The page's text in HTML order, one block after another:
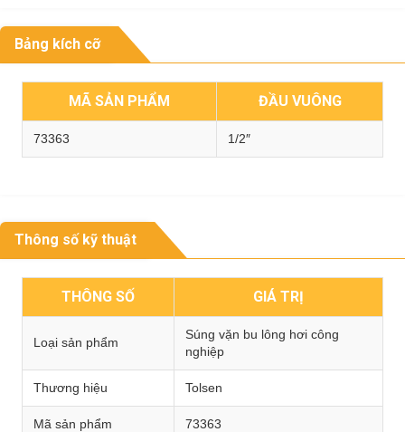
Bảng kích cỡ
MÃ SẢN PHẨM ĐẦU VUÔNG
73363 1/2″
Thông số kỹ thuật
THÔNG SỐ GIÁ TRỊ
Loại sản phẩm
Súng vặn bu lông hơi công
nghiệp
Thương hiệu Tolsen
Mã sản phẩm 73363